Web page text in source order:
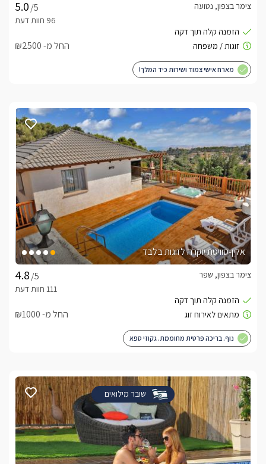
/5
צימר בצפון, נטועה
החל מ- ₪2500
מארח אישי צמוד ושירות כיד המלך!
אלין-סוויטת יוקרה לזוגות בלבד
/5
צימר בצפון, שפר
החל מ- ₪1000
נוף. בריכה פרטית מחוממת. גקוזי ספא
שובר מילואים